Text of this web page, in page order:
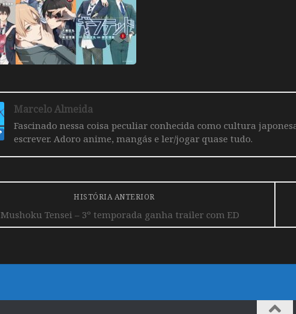
Marcelo Almeida
Fascinado nessa coisa peculiar conhecida como cultura
escrever. Adoro anime, mangás e ler/jogar quase tudo.
HISTÓRIA ANTERIOR
Mushoku Tensei – 3º temporada ganha trailer com ED